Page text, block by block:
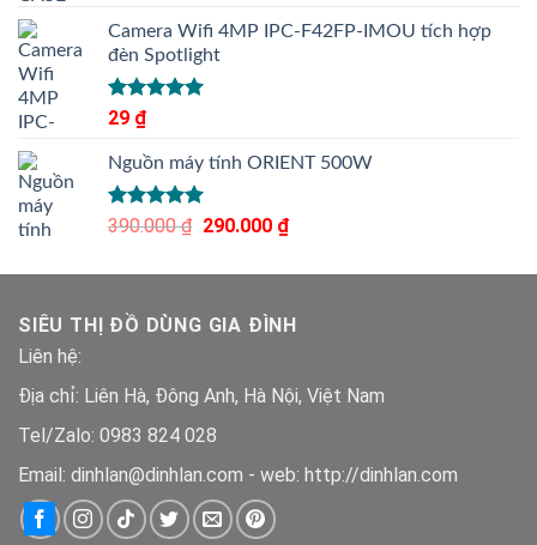
5 sao
Camera Wifi 4MP IPC-F42FP-IMOU tích hợp
đèn Spotlight
Được xếp
hạng
5 sao
29 ₫
Nguồn máy tính ORIENT 500W
Được xếp
390.000₫
Giá
là:
290.000 ₫Giá
tại
290.000 ₫.
SIÊU THỊ ĐỒ DÙNG GIA ĐÌNH
Liên hệ:
Địa chỉ: Liên Hà, Đông Anh, Hà Nội, Việt Nam
Tel/Zalo: 0983 824 028
Email: dinhlan@dinhlan.com - web: http://dinhlan.com